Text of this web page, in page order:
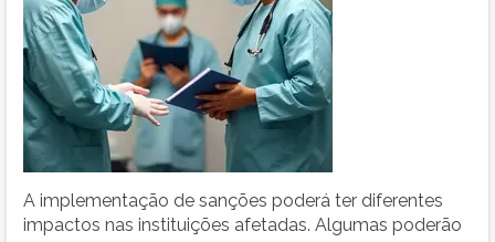
A implementação de sanções poderá ter diferentes
impactos nas instituições afetadas. Algumas poderão